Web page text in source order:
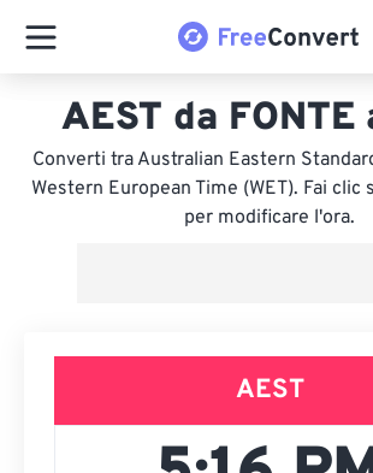
AEST da FONTE
Converti tra Australian Eastern
Western European Time (WET). Fai clic
per modificare l'ora.
AEST